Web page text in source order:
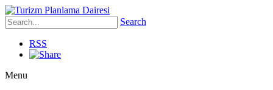
Search
RSS
Menu